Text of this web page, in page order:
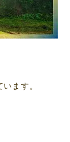
ます。